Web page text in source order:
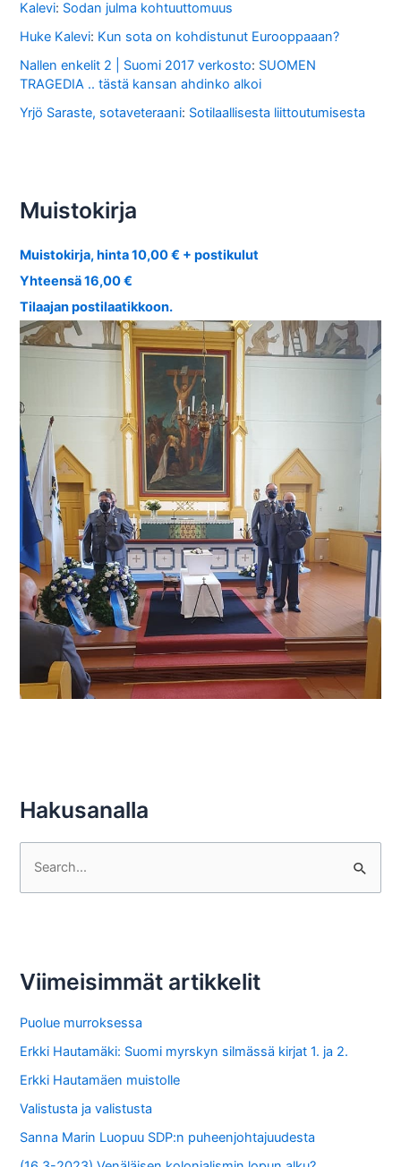
Kalevi: Sodan julma kohtuuttomuus
Huke Kalevi: Kun sota on kohdistunut Eurooppaaan?
Nallen enkelit 2 | Suomi 2017 verkosto: SUOMEN
TRAGEDIA .. tästä kansan ahdinko alkoi
Yrjö Saraste, sotaveteraani: Sotilaallisesta liittoutumisesta
Muistokirja
Muistokirja, hinta 10,00 € + postikulut
Yhteensä 16,00 €
Tilaajan postilaatikkoon.
Hakusanalla
h
:
Viimeisimmät artikkelit
Puolue murroksessa
Erkki Hautamäki: Suomi myrskyn silmässä kirjat 1. ja 2.
Erkki Hautamäen muistolle
Valistusta ja valistusta
Sanna Marin Luopuu SDP:n puheenjohtajuudesta